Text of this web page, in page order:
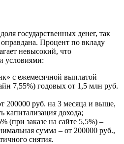
государственных денег, так
Процент по вкладу
невысокий, что
условиями:
с ежемесячной выплатой
7,55%) годовых от 1,5 млн руб.
200000 руб. на 3 месяца и выше,
капитализация дохода;
(при заказе на сайте 5,5%) –
сумма – от 200000 руб.,
снятия.